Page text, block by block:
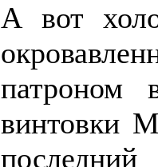
А вот
винтовки